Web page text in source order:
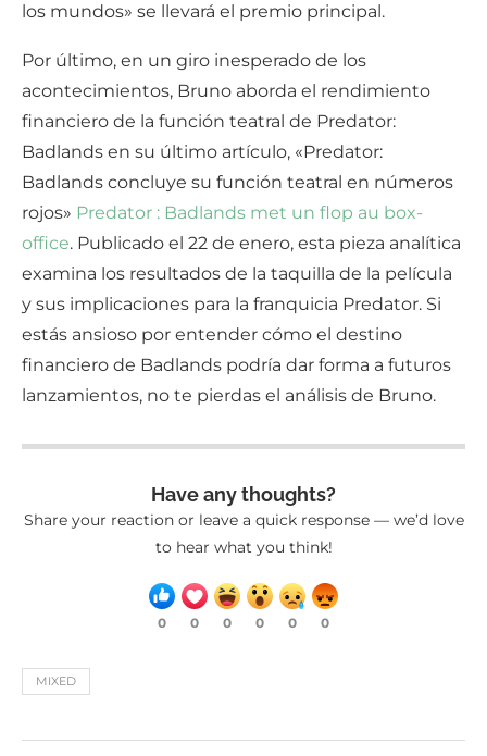
los mundos» se llevará el premio principal.
Por último, en un giro inesperado de los
acontecimientos, Bruno aborda el rendimiento
financiero de la función teatral de Predator:
Badlands en su último artículo, «Predator:
Badlands concluye su función teatral en números
rojos» Predator : Badlands met un flop au box-
office. Publicado el 22 de enero, esta pieza analítica
examina los resultados de la taquilla de la película
y sus implicaciones para la franquicia Predator. Si
estás ansioso por entender cómo el destino
financiero de Badlands podría dar forma a futuros
lanzamientos, no te pierdas el análisis de Bruno.
Have any thoughts?
Share your reaction or leave a quick response — we’d love
to hear what you think!
0 0 0 0 0 0
MIXED